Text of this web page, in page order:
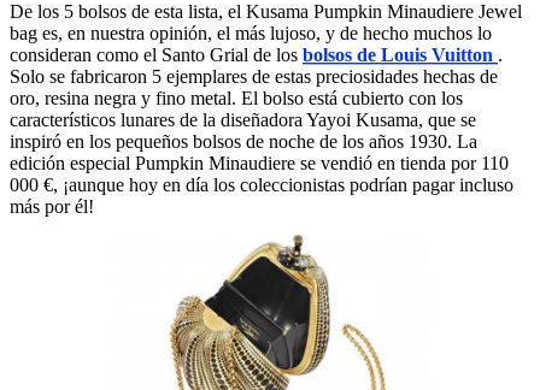
De los 5 bolsos de esta lista, el Kusama Pumpkin Minaudiere Jewel
bag es, en nuestra opinión, el más lujoso, y de hecho muchos lo
consideran como el Santo Grial de los bolsos de Louis Vuitton .
Solo se fabricaron 5 ejemplares de estas preciosidades hechas de
oro, resina negra y fino metal. El bolso está cubierto con los
característicos lunares de la diseñadora Yayoi Kusama, que se
inspiró en los pequeños bolsos de noche de los años 1930. La
edición especial Pumpkin Minaudiere se vendió en tienda por 110
000 €, ¡aunque hoy en día los coleccionistas podrían pagar incluso
más por él!